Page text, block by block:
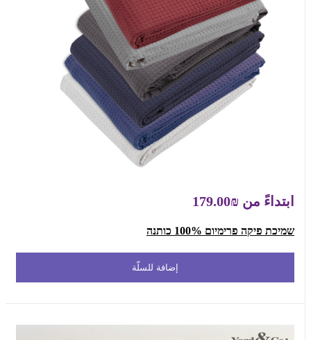
ابتداءً من ₪179.00
שמיכת פיקה פרימיום 100% כותנה
إضافة للسلّة